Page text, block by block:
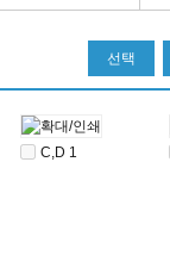
선택
C,D 1